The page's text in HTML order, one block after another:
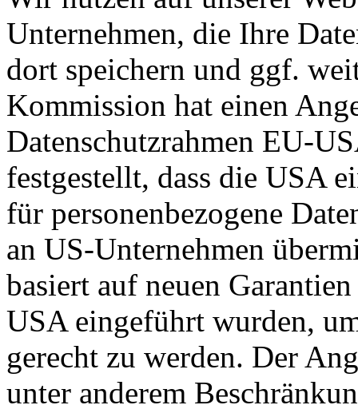
Unternehmen, die Ihre
dort speichern und ggf.
Kommission hat einen
Datenschutzrahmen EU-
festgestellt, dass die USA
für personenbezogene
an US-Unternehmen
basiert auf neuen
USA eingeführt wurden,
gerecht zu werden. Der
unter anderem